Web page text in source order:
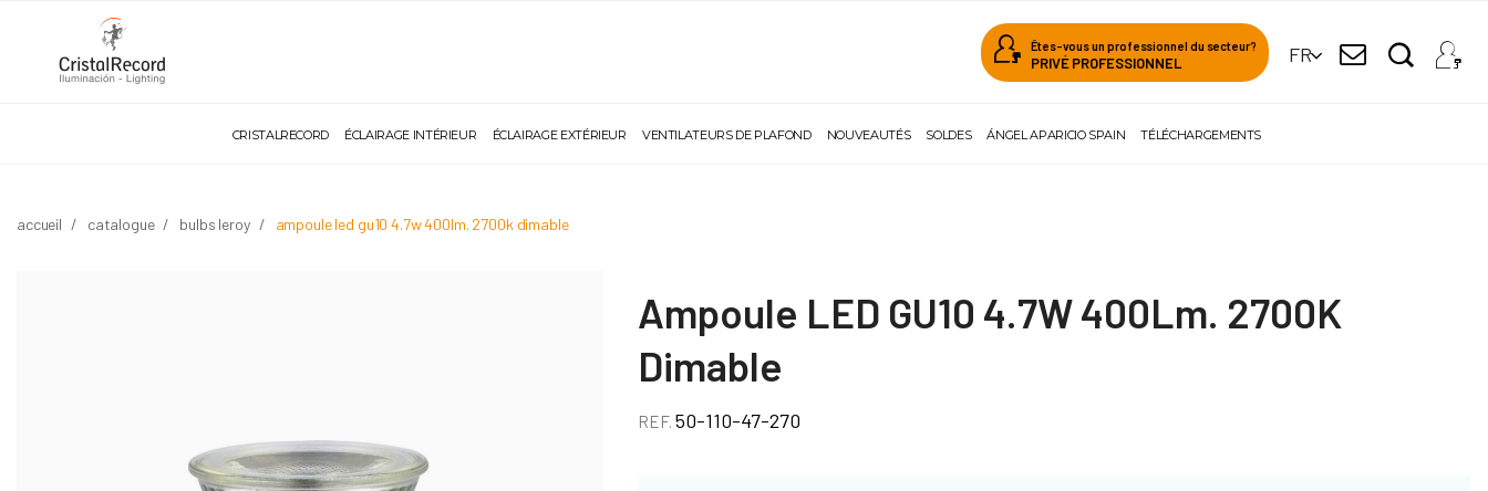
Êtes-vous un professionnel du secteur?
PRIVÉ PROFESSIONNEL FR
CRISTALRECORD ÉCLAIRAGE INTÉRIEUR ÉCLAIRAGE EXTÉRIEUR VENTILATEURS DE PLAFOND NOUVEAUTÉS SOLDES ÁNGEL APARICIO SPAIN TÉLÉCHARGEMENTS
accueil catalogue bulbs leroy ampoule led gu10 4.7w 400lm. 2700k dimable
Ampoule LED GU10 4.7W 400Lm. 2700K
Dimable
REF.50-110-47-270